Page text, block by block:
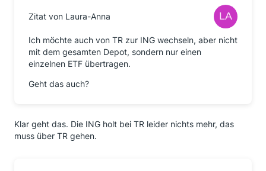
Zitat von Laura-Anna
Ich möchte auch von TR zur ING wechseln, aber nicht
mit dem gesamten Depot, sondern nur einen
einzelnen ETF übertragen.
Geht das auch?
Klar geht das. Die ING holt bei TR leider nichts mehr, das
muss über TR gehen.